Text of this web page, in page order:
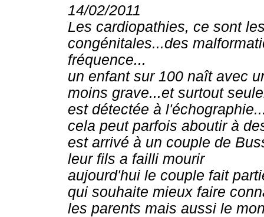
14/02/2011
Les cardiopathies, ce sont
congénitales...des
fréquence...
un enfant sur 100 naît avec
moins grave...et surtout
est détectée à
cela peut parfois aboutir à
est arrivé à un couple de
leur fils a failli mourir
aujourd'hui le couple fait
qui souhaite mieux faire
les parents mais aussi le